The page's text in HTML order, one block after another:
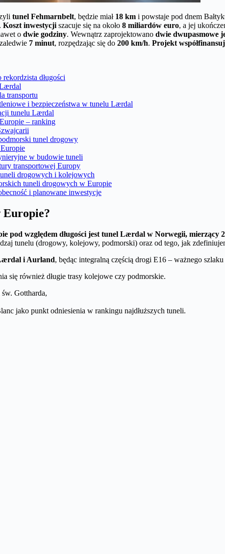
tunel Fehmarnbelt, będzie miał 18 km i powstaje pod dnem
. Koszt inwestycji szacuje się na około 8 miliardów euro, a jej
o dwie godziny. Wewnątrz zaprojektowano dwie dwupasmowe
7 minut, rozpędzając się do 200 km/h. Projekt
długości
transportu
i bezpieczeństwa w tunelu Lærdal
tunelu Lærdal
– ranking
tunel drogowy
w budowie tuneli
transportowej Europy
drogowych i kolejowych
tuneli drogowych w Europie
i planowane inwestycje
Europie?
pod względem długości jest tunel Lærdal w Norwegii, mierzący
tunelu (drogowy, kolejowy, podmorski) oraz od tego, jak
i Aurland, będąc integralną częścią drogi E16 – ważnego
się również długie trasy kolejowe czy podmorskie.
Gottharda,
jako punkt odniesienia w rankingu najdłuższych tuneli.